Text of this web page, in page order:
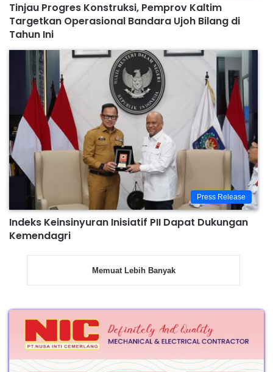
Tinjau Progres Konstruksi, Pemprov Kaltim
Targetkan Operasional Bandara Ujoh Bilang di
Tahun Ini
Press Release
Indeks Keinsinyuran Inisiatif PII Dapat Dukungan
Kemendagri
Memuat Lebih Banyak